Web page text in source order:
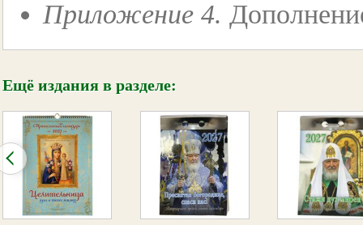
Приложение 4.
Ещё издания в разделе: